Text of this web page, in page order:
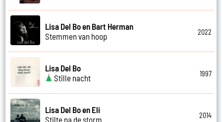
Lisa Del Bo en Bart Herman
Stemmen van hoop
2022
Lisa Del Bo
Stille nacht
1997
Lisa Del Bo en Eli
Stilte na de storm
2014